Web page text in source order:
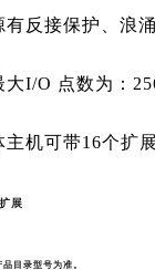
反接保护、浪
I/O 点数为：
机可带16个扩展
展
目录型号为准。